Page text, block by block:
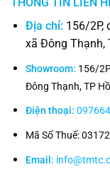
Địa chỉ: 156/2P,
xã Đông Thạnh,
Showroom: 156/
Đông Thạnh, TP
Điện thoại:
Mã Số Thuế:
Email: